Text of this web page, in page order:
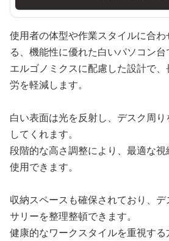
使用者の体型や作業スタイルに合
る、機能性に優れた白いパソコン台
エルゴノミクスに配慮した設計で
労を軽減します。
白い表面は光を反射し、デスク周
してくれます。
段階的な高さ調整により、最適な
使用できます。
収納スペースも確保されており、
サリーを整理整頓できます。
健康的なワークスタイルを重視す